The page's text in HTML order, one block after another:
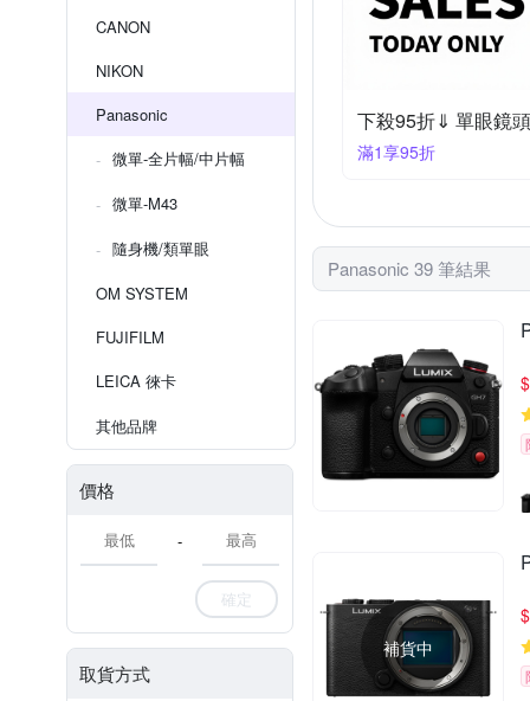
CANON
NIKON
Panasonic
微單-全片幅/中片幅
微單-M43
隨身機/類單眼
OM SYSTEM
FUJIFILM
LEICA 徠卡
其他品牌
價格
-
確定
取貨方式
下殺95折⇓ 單眼鏡頭
滿1享95折
Panasonic 39 筆結果
$
補貨中
$